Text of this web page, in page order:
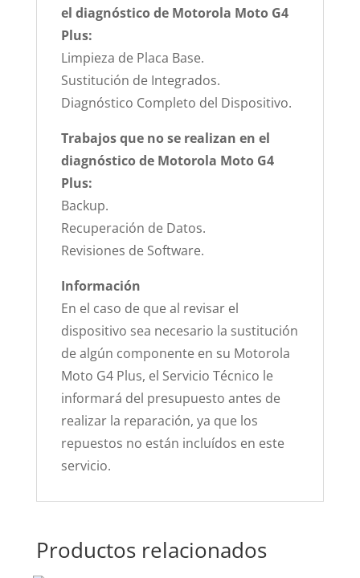
el diagnóstico de Motorola Moto G4
Plus:
Limpieza de Placa Base.
Sustitución de Integrados.
Diagnóstico Completo del Dispositivo.
Trabajos que no se realizan en el
diagnóstico de Motorola Moto G4
Plus:
Backup.
Recuperación de Datos.
Revisiones de Software.
Información
En el caso de que al revisar el
dispositivo sea necesario la sustitución
de algún componente en su Motorola
Moto G4 Plus, el Servicio Técnico le
informará del presupuesto antes de
realizar la reparación, ya que los
repuestos no están incluídos en este
servicio.
Productos relacionados